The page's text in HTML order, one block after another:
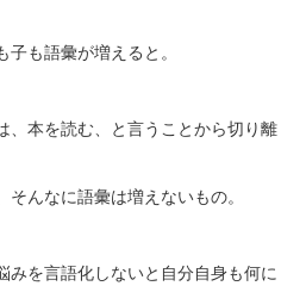
も語彙が増えると。
、本を読む、と言うことから切り離
んなに語彙は増えないもの。
みを言語化しないと自分自身も何に